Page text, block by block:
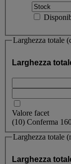
Larghezza totale
Larghezza
Valore facet
(10) Conferma
Larghezza totale
Larghezza